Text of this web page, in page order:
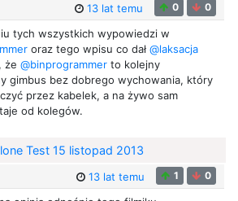
13 lat temu 0 0
tych wszystkich wypowiedzi w
oraz tego wpisu co dał @laksacja
że @binprogrammer to kolejny
gimbus bez dobrego wychowania, który
przez kabelek, a na żywo sam
od kolegów.
Test 15 listopad 2013
13 lat temu 1 0